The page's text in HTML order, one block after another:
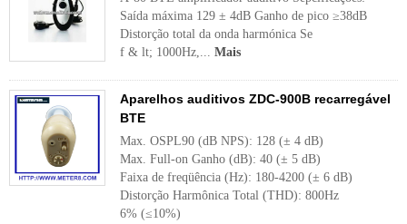
Saída máxima 129 ± 4dB Ganho de pico ≥38dB
Distorção total da onda harmónica Se
f & lt; 1000Hz,... Mais
Aparelhos auditivos ZDC-900B recarregável
BTE
Max. OSPL90 (dB NPS): 128 (± 4 dB)
Max. Full-on Ganho (dB): 40 (± 5 dB)
Faixa de freqüência (Hz): 180-4200 (± 6 dB)
Distorção Harmônica Total (THD): 800Hz
6% (≤10%)